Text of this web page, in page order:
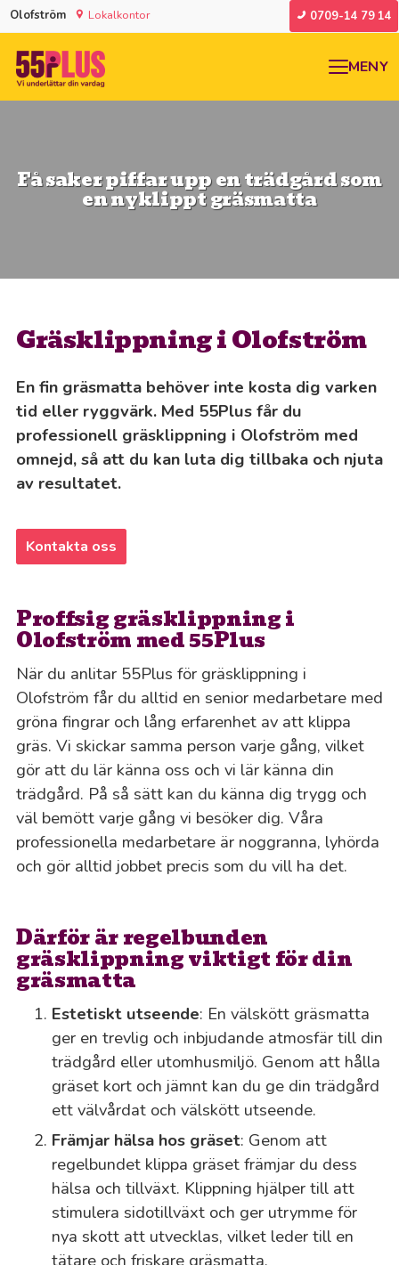
Olofström Lokalkontor 0709-14 79 14
MENY
Få saker piffar upp en trädgård som
en nyklippt gräsmatta
Gräsklippning i Olofström
En fin gräsmatta behöver inte kosta dig varken
tid eller ryggvärk. Med 55Plus får du
professionell gräsklippning i Olofström med
omnejd, så att du kan luta dig tillbaka och njuta
av resultatet.
Kontakta oss
Proffsig gräsklippning i
Olofström med 55Plus
När du anlitar 55Plus för gräsklippning i
Olofström får du alltid en senior medarbetare med
gröna fingrar och lång erfarenhet av att klippa
gräs. Vi skickar samma person varje gång, vilket
gör att du lär känna oss och vi lär känna din
trädgård. På så sätt kan du känna dig trygg och
väl bemött varje gång vi besöker dig. Våra
professionella medarbetare är noggranna, lyhörda
och gör alltid jobbet precis som du vill ha det.
Därför är regelbunden
gräsklippning viktigt för din
gräsmatta
Estetiskt utseende: En välskött gräsmatta
ger en trevlig och inbjudande atmosfär till din
trädgård eller utomhusmiljö. Genom att hålla
gräset kort och jämnt kan du ge din trädgård
ett välvårdat och välskött utseende.
Främjar hälsa hos gräset: Genom att
regelbundet klippa gräset främjar du dess
hälsa och tillväxt. Klippning hjälper till att
stimulera sidotillväxt och ger utrymme för
nya skott att utvecklas, vilket leder till en
tätare och friskare gräsmatta.